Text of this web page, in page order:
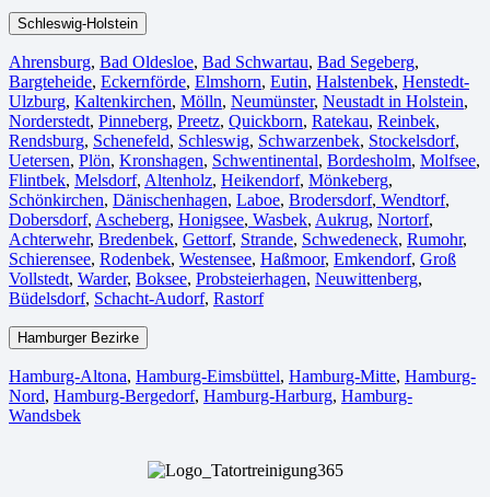
Schleswig-Holstein
Ahrensburg, Bad Oldesloe, Bad Schwartau, Bad Segeberg,
Bargteheide, Eckernförde, Elmshorn, Eutin, Halstenbek, Henstedt-
Ulzburg, Kaltenkirchen, Mölln, Neumünster, Neustadt in Holstein,
Norderstedt, Pinneberg, Preetz, Quickborn, Ratekau, Reinbek,
Rendsburg, Schenefeld, Schleswig, Schwarzenbek, Stockelsdorf,
Uetersen, Plön, Kronshagen, Schwentinental, Bordesholm, Molfsee,
Flintbek, Melsdorf, Altenholz, Heikendorf, Mönkeberg,
Schönkirchen, Dänischenhagen, Laboe, Brodersdorf, Wendtorf,
Dobersdorf, Ascheberg, Honigsee, Wasbek, Aukrug, Nortorf,
Achterwehr, Bredenbek, Gettorf, Strande, Schwedeneck, Rumohr,
Schierensee, Rodenbek, Westensee, Haßmoor, Emkendorf, Groß
Vollstedt, Warder, Boksee, Probsteierhagen, Neuwittenberg,
Büdelsdorf, Schacht-Audorf, Rastorf
Hamburger Bezirke
Hamburg-Altona, Hamburg-Eimsbüttel, Hamburg-Mitte, Hamburg-
Nord, Hamburg-Bergedorf, Hamburg-Harburg, Hamburg-
Wandsbek